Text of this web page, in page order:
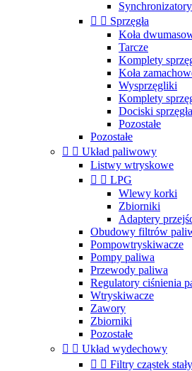
Synchronizatory
  Sprzęgła
Koła
Tarcze
Komplety
Koła
Wysprzęgliki
Komplety
Dociski sprzęgła
Pozostałe
Pozostałe
  Układ paliwowy
Listwy wtryskowe
  LPG
Wlewy korki
Zbiorniki
Adaptery
Obudowy filtrów
Pompowtryskiwacze
Pompy paliwa
Przewody paliwa
Regulatory ciśnienia
Wtryskiwacze
Zawory
Zbiorniki
Pozostałe
  Układ wydechowy
  Filtry cząstek